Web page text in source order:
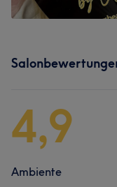
4,9
Ambiente